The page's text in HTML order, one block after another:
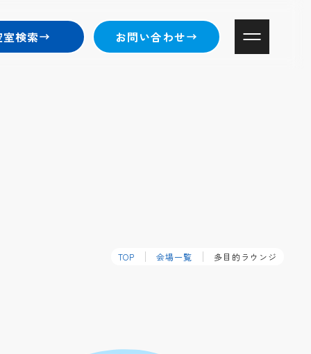
室検索 お問い合わせ
TOP 会場一覧 多目的ラウンジ